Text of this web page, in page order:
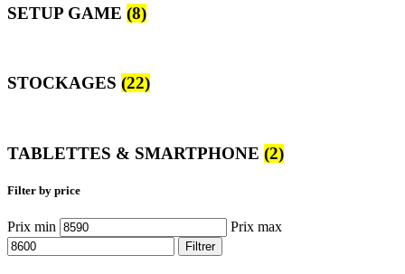
SETUP GAME (8)
STOCKAGES (22)
TABLETTES & SMARTPHONE (2)
Filter by price
Prix min Prix max
Filtrer